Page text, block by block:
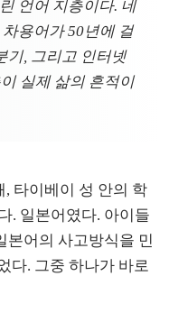
언어 지층이다. 네
용어가 50년에 걸
기, 그리고 인터넷
실제 삶의 흔적이
, 타이베이 성 안의 학
. 일본어였다. 아이들
본어의 사고방식을 민
다. 그중 하나가 바로